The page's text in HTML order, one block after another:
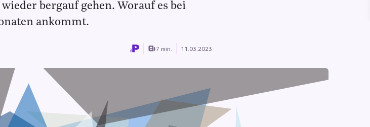
bergauf gehen. Worauf es bei
ankommt.
7 min. 11.03.2023